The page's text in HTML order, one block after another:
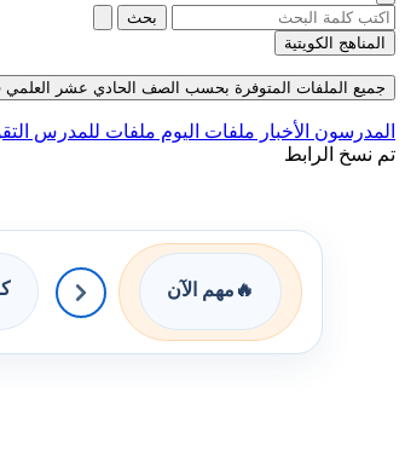
بحث
المناهج الكويتية
جميع الملفات المتوفرة بحسب الصف الحادي عشر العلمي في
المدرسون الأخبار ملفات اليوم ملفات للمدرس
تم نسخ الرابط
🔥 مهم الآن